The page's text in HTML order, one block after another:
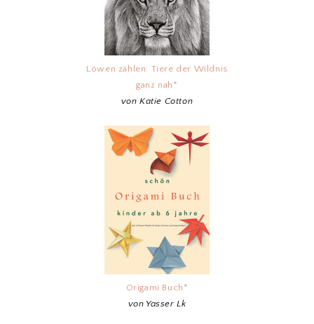
Löwen zählen: Tiere der Wildnis
ganz nah*
von Katie Cotton
Origami Buch*
von Yasser Lk